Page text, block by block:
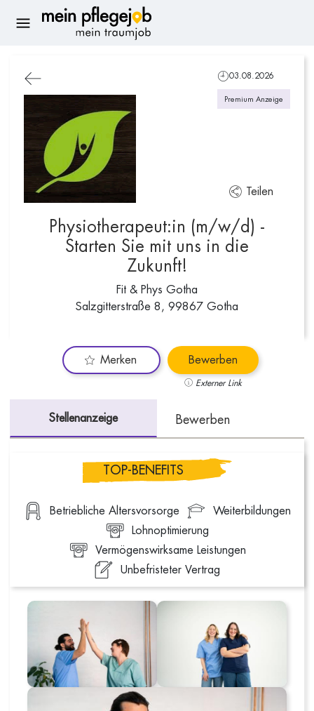
Physiotherapeut:in (m/w/d) -
Starten Sie mit uns in die
Zukunft!
Fit & Phys Gotha
Salzgitterstraße 8, 99867 Gotha
03.08.2026
Premium Anzeige
Teilen
Merken Bewerben
Externer Link
Stellenanzeige Bewerben
TOP-BENEFITS
Betriebliche Altersvorsorge
Weiterbildungen
Lohnoptimierung
Vermögenswirksame Leistungen
Unbefristeter Vertrag